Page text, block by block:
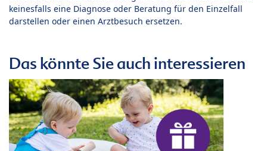
keinesfalls eine Diagnose oder Beratung für den Einzelfall
darstellen oder einen Arztbesuch ersetzen.
Das könnte Sie auch interessieren